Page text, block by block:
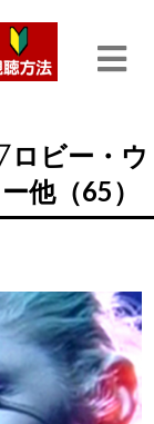
ビー・ウ
他（65）